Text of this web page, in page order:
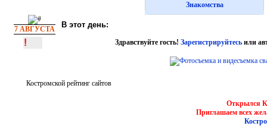
Знакомства
7 АВГУСТА В этот день:
! Здравствуйте гость! Зарегистрируйтесьили
Костромской рейтинг сайтов
Открылся
Приглашаем всех